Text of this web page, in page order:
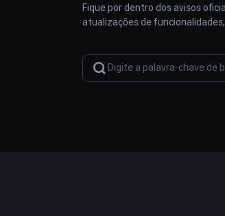
Fique por dentro dos avisos
atualizações de